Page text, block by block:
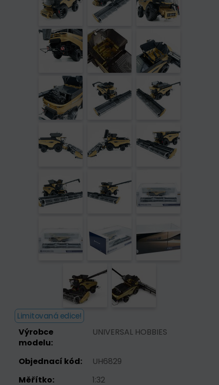
Limitovaná edice!
Výrobce
modelu:
UNIVERSAL HOBBIES
Objednací kód:
UH6829
Měřítko:
1:32